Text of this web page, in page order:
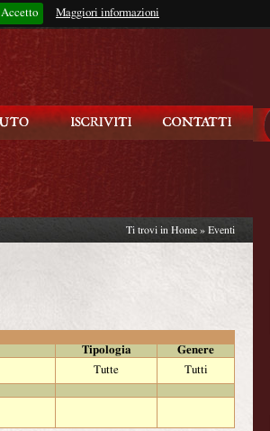
Accetto Maggiori informazioni
Rimani connesso?
Ti trovi in Home » Eventi
Tipologia
Genere
Tutte
Tutti